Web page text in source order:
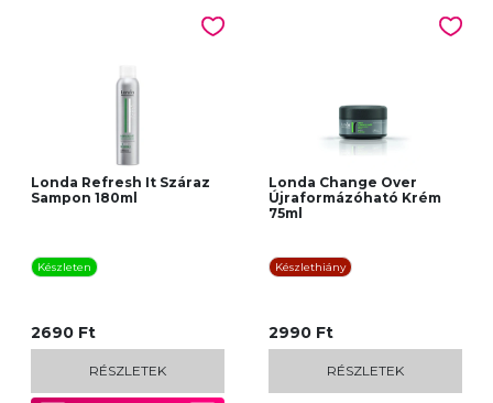
Londa Refresh It Száraz
Sampon 180ml
Készleten
2690 Ft
RÉSZLETEK
Londa Change Over
Újraformázóható Krém
75ml
Készlethiány
2990 Ft
RÉSZLETEK